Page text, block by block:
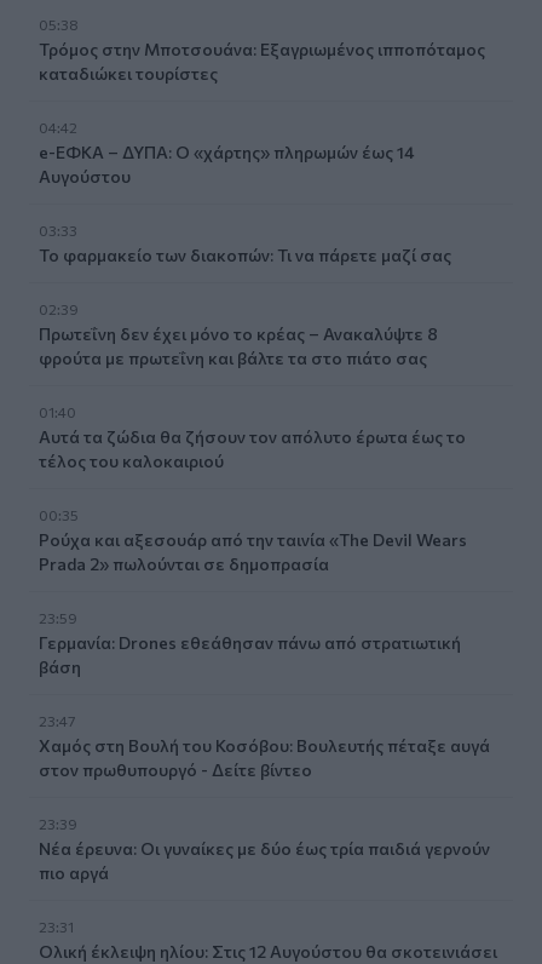
05:38
Τρόμος στην Μποτσουάνα: Εξαγριωμένος ιπποπόταμος
καταδιώκει τουρίστες
04:42
e-ΕΦΚΑ – ΔΥΠΑ: Ο «χάρτης» πληρωμών έως 14
Αυγούστου
03:33
Το φαρμακείο των διακοπών: Τι να πάρετε μαζί σας
02:39
Πρωτεΐνη δεν έχει μόνο το κρέας – Ανακαλύψτε 8
φρούτα με πρωτεΐνη και βάλτε τα στο πιάτο σας
01:40
Αυτά τα ζώδια θα ζήσουν τον απόλυτο έρωτα έως το
τέλος του καλοκαιριού
00:35
Ρούχα και αξεσουάρ από την ταινία «The Devil Wears
Prada 2» πωλούνται σε δημοπρασία
23:59
Γερμανία: Drones εθεάθησαν πάνω από στρατιωτική
βάση
23:47
Χαμός στη Βουλή του Κοσόβου: Βουλευτής πέταξε αυγά
στον πρωθυπουργό - Δείτε βίντεο
23:39
Νέα έρευνα: Οι γυναίκες με δύο έως τρία παιδιά γερνούν
πιο αργά
23:31
Ολική έκλειψη ηλίου: Στις 12 Αυγούστου θα σκοτεινιάσει